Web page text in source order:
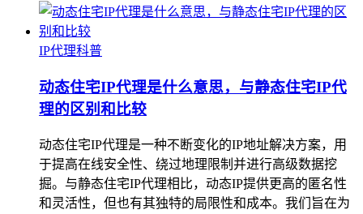
IP代理科普
动态住宅IP代理是什么意思，与静态住宅IP代
理的区别和比较
动态住宅IP代理是一种不断变化的IP地址解决方案，用
于提高在线安全性、绕过地理限制并进行高级数据挖
掘。与静态住宅IP代理相比，动态IP提供更高的匿名性
和灵活性，但也有其独特的局限性和成本。我们旨在为